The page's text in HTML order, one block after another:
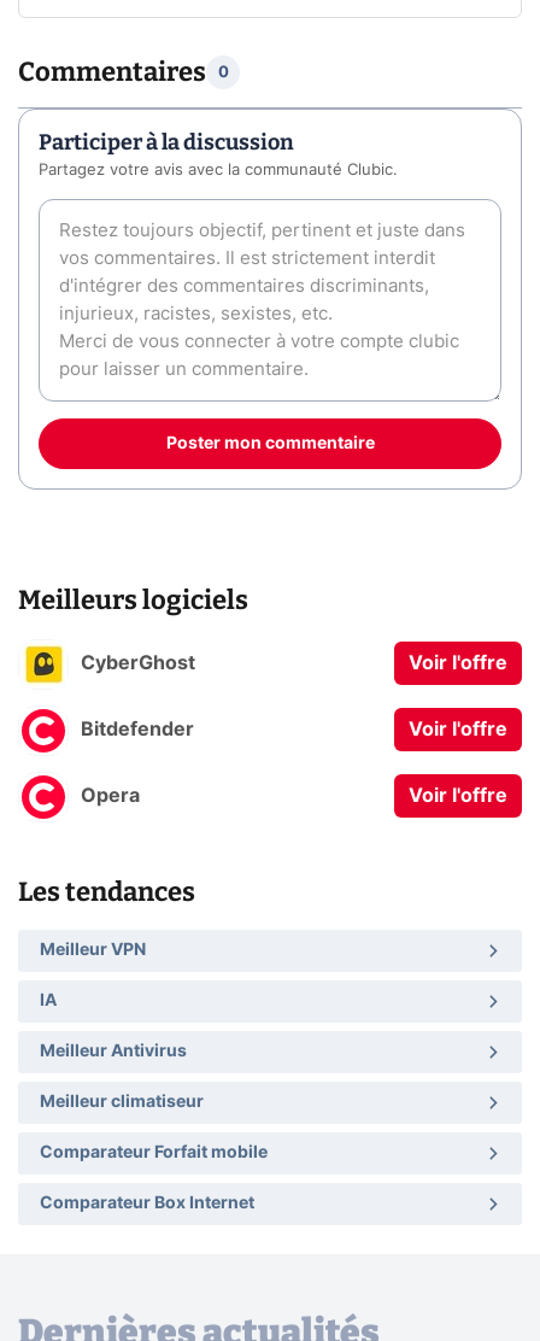
Commentaires 0
Participer à la discussion
Partagez votre avis avec la communauté Clubic.
Poster mon commentaire
Meilleurs logiciels
CyberGhost Voir l'offre
Bitdefender Voir l'offre
Opera Voir l'offre
Les tendances
Meilleur VPN
IA
Meilleur Antivirus
Meilleur climatiseur
Comparateur Forfait mobile
Comparateur Box Internet